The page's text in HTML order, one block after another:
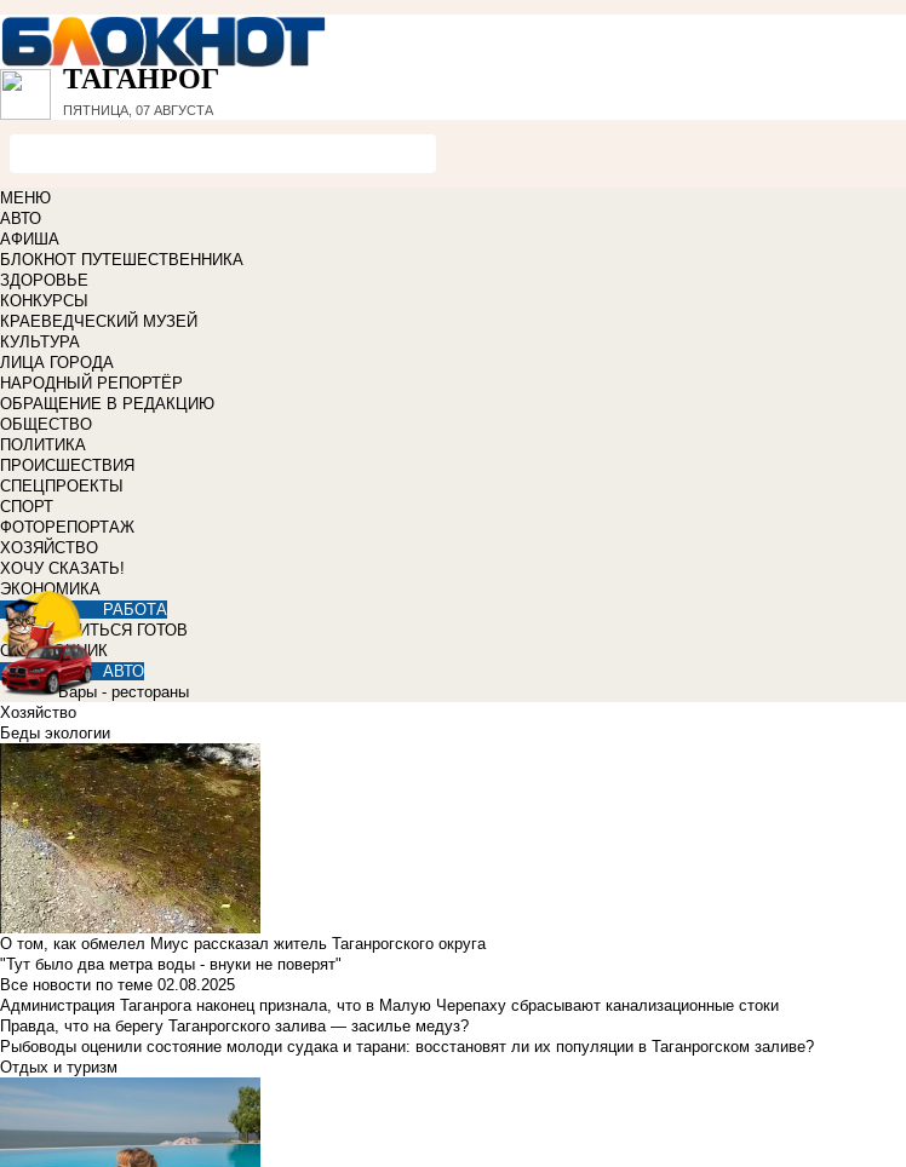
ТАГАНРОГ
ПЯТНИЦА, 07 АВГУСТА
МЕНЮ
АВТО
АФИША
БЛОКНОТ ПУТЕШЕСТВЕННИКА
ЗДОРОВЬЕ
КОНКУРСЫ
КРАЕВЕДЧЕСКИЙ МУЗЕЙ
КУЛЬТУРА
ЛИЦА ГОРОДА
НАРОДНЫЙ РЕПОРТЁР
ОБРАЩЕНИЕ В РЕДАКЦИЮ
ОБЩЕСТВО
ПОЛИТИКА
ПРОИСШЕСТВИЯ
СПЕЦПРОЕКТЫ
СПОРТ
ФОТОРЕПОРТАЖ
ХОЗЯЙСТВО
ХОЧУ СКАЗАТЬ!
ЭКОНОМИКА
РАБОТА
УЧИТЬСЯ ГОТОВ
СПРАВОЧНИК
АВТО
Бары - рестораны
Хозяйство
Беды экологии
О том, как обмелел Миус рассказал житель Таганрогского округа
"Тут было два метра воды - внуки не поверят"
Все новости по теме 02.08.2025
Администрация Таганрога наконец признала, что в Малую Черепаху сбрасывают канализационные стоки
Правда, что на берегу Таганрогского залива — засилье медуз?
Рыбоводы оценили состояние молоди судака и тарани: восстановят ли их популяции в Таганрогском заливе?
Отдых и туризм